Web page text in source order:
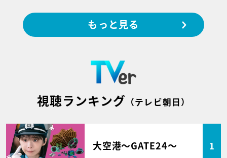
もっと見る
視聴ランキング （テレビ朝日）
大空港～GATE24～ 1